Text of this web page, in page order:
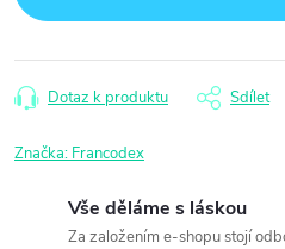
Dotaz k produktu Sdílet
Značka: Francodex
Vše děláme s láskou
Za založením e-shopu stojí